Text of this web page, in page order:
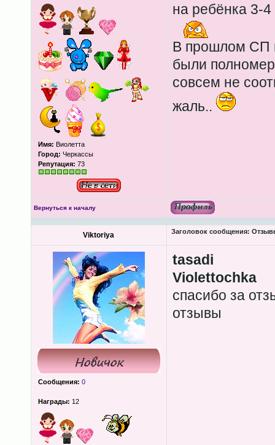
Имя: Виолетта
Город: Черкассы
Репутация: 73
на ребёнка 3-
В прошлом СП
были
совсем не
жаль..
Вернуться к началу
Viktoriya Заголовок сообщения:
Сообщения: 0
Награды: 12
tasadi
Violettochka
спасибо за
отзывы